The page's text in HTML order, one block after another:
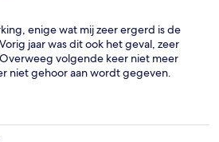
enige wat mij zeer ergerd is de
jaar was dit ook het geval, zeer
volgende keer niet meer
niet gehoor aan wordt gegeven.